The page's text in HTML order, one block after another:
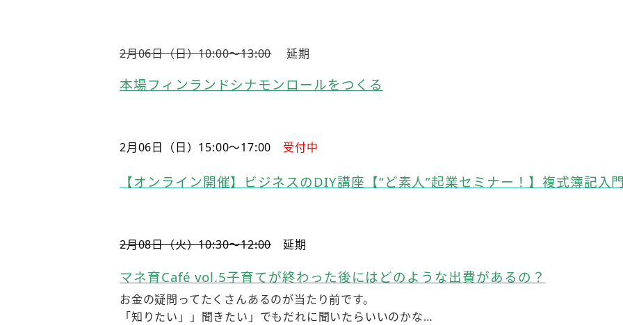
2月06日（日）10:00〜13:00延期
本場フィンランドシナモンロールをつくる
2月06日（日）15:00〜17:00 受付中
【オンライン開催】ビジネスのDIY講座【“ど素人”起業セミナー！】複式簿記入
2月08日（火）10:30〜12:00 延期
マネ育Café vol.5子育てが終わった後にはどのような出費があるの？
お金の疑問ってたくさんあるのが当たり前です。
「知りたい」」聞きたい」でもだれに聞いたらいいのかな…